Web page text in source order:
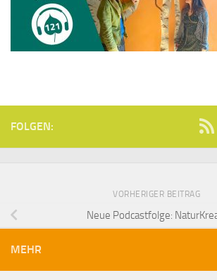
FOLGEN:
VORHERIGER BEITRAG
Neue Podcastfolge:
MEHR